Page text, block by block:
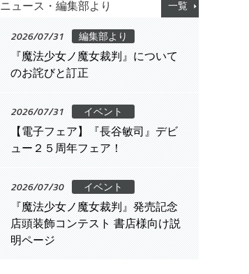
ニュース・編集部より 一覧
2026/07/31 編集部より
『魔法少女ノ魔女裁判』について
のお詫びと訂正
2026/07/31 イベント
【電子フェア】『長谷敏司』デビ
ュー２５周年フェア！
2026/07/30 イベント
『魔法少女ノ魔女裁判』発売記念
店頭装飾コンテスト 書店様向け説
明ページ